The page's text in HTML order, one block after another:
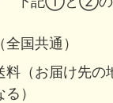
国共通）
料（お届け先の
）